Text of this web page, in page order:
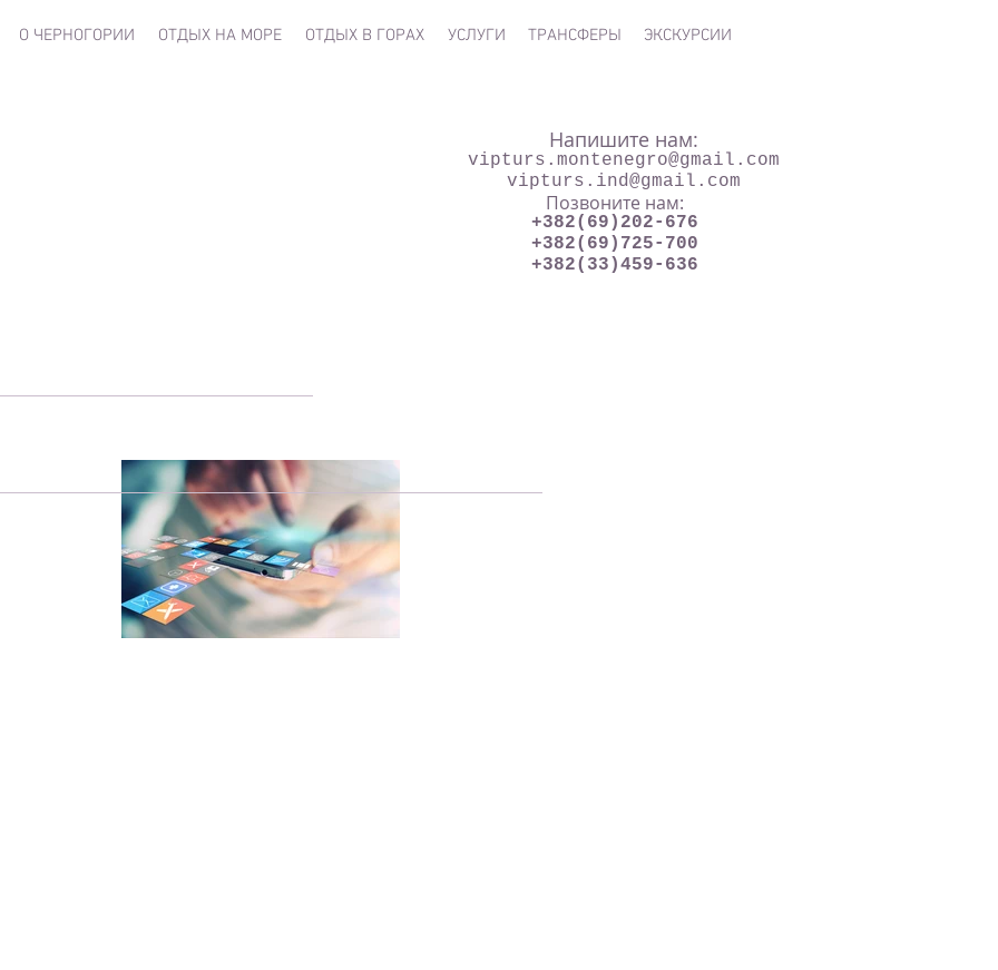
О ЧЕРНОГОРИИ ОТДЫХ НА МОРЕ ОТДЫХ В ГОРАХ УСЛУГИ ТРАНСФЕРЫ ЭКСКУРСИИ
Напишите нам:
vipturs.montenegro@gmail.com
vipturs.ind@gmail.com
Позвоните нам:
+382(69)202-676
+382(69)725-700
+382(33)459-636